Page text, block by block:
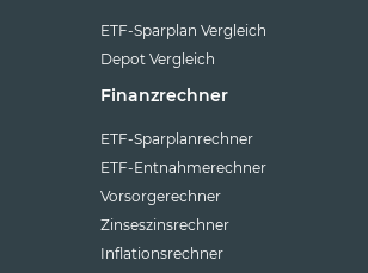
ETF-Sparplan Vergleich
Depot Vergleich
Finanzrechner
ETF-Sparplanrechner
ETF-Entnahmerechner
Vorsorgerechner
Zinseszinsrechner
Inflationsrechner